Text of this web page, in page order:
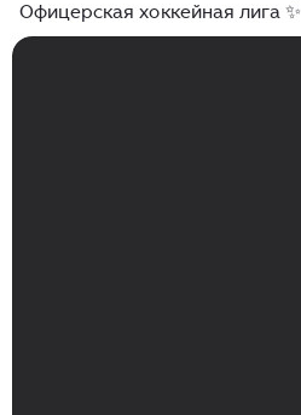
Офицерская хоккейная лига ✨